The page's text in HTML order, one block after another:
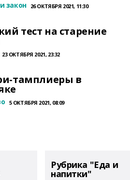
закон 26 ОКТЯБРЯ 2021, 11:30
тест на старение
23 ОКТЯБРЯ 2021, 23:32
тамплиеры в
5 ОКТЯБРЯ 2021, 08:09
Рубрика "Еда и
напитки"